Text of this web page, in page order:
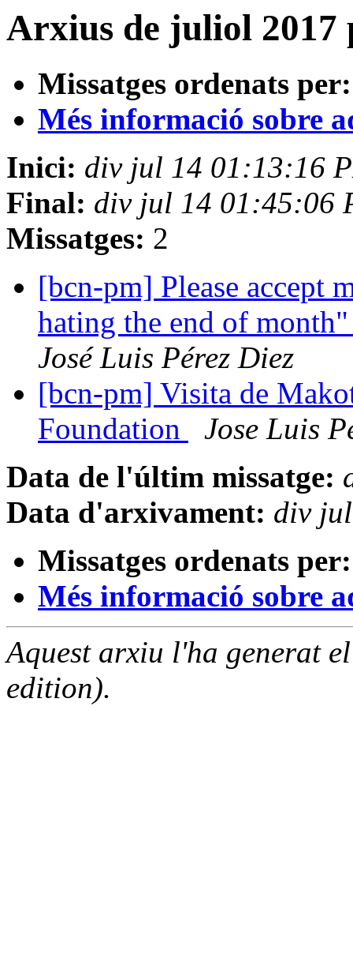
Arxius de juliol 2017
Missatges ordenats per:
Més informació sobre
Inici: div jul 14 01:13:16
Final: div jul 14 01:45:06
Missatges: 2
[bcn-pm] Please accept
hating the end of
José Luis Pérez Diez
[bcn-pm] Visita de
Foundation
Jose Luis
Data de l'últim missatge:
Data d'arxivament: div
Missatges ordenats per:
Més informació sobre
Aquest arxiu l'ha generat
edition).